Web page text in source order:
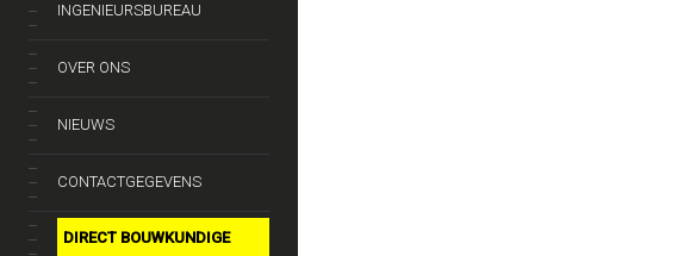
INGENIEURSBUREAU
OVER ONS
NIEUWS
CONTACTGEGEVENS
DIRECT BOUWKUNDIGE